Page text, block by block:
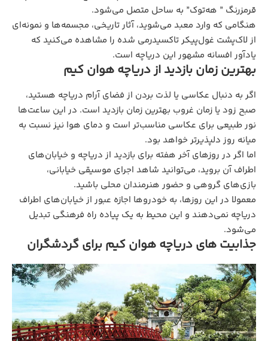
قرمزرنگ ” هه‌توک” به ساحل متصل می‌شود.
هنگامی که وارد معبد می‌شوید، آثار تاریخی، مجسمه‌ها و نمونه‌ای
از لاک‌پشت غول‌پیکر تاکسیدرمی ‌شده را مشاهده می‌کنید که
یادآور افسانه مشهور این دریاچه است.
بهترین زمان بازدید از دریاچه هوان کیم
اگر به دنبال عکاسی یا لذت بردن از فضای آرام دریاچه هستید،
صبح زود یا زمان غروب بهترین زمان بازدید است. در این ساعت‌ها
نور طبیعی برای عکاسی مناسب‌تر است و دمای هوا نیز نسبت به
میانه روز دلپذیرتر خواهد بود.
اما اگر در روزهای آخر هفته برای بازدید از دریاچه و خیابان‌های
اطراف آن بروید، می‌توانید شاهد اجرای موسیقی خیابانی،
بازی‌های گروهی و حضور هنرمندان محلی باشید.
معمولا در این روزها، به خودروها اجازه عبور از خیابان‌های اطراف
دریاچه نمی‌دهند و این محیط به یک پیاده راه فرهنگی تبدیل
می‌شود.
جذابیت‌ های دریاچه هوان کیم برای گردشگران